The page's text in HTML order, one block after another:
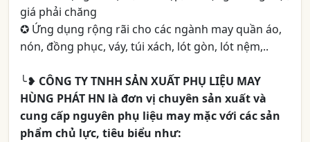
giá phải chăng
✪ Ứng dụng rộng rãi cho các ngành may quần áo,
nón, đồng phục, váy, túi xách, lót gòn, lót nệm,..
╰❥ CÔNG TY TNHH SẢN XUẤT PHỤ LIỆU MAY
HÙNG PHÁT HN là đơn vị chuyên sản xuất và
cung cấp nguyên phụ liệu may mặc với các sản
phẩm chủ lực, tiêu biểu như: